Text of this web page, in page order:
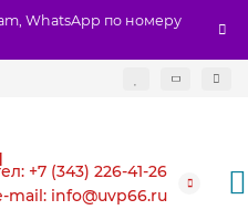
WhatsApp по номеру
+7 (343) 226-41-26
mail: info@uvp66.ru